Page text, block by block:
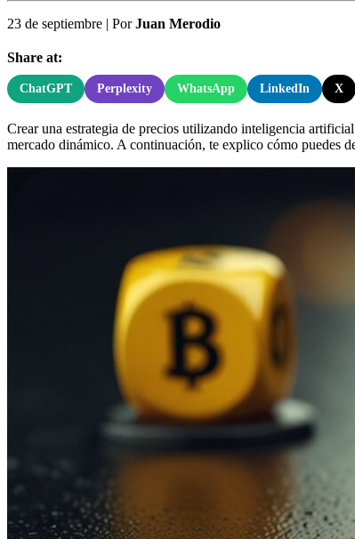
23 de septiembre | PorJuan Merodio
Share at:
ChatGPT Perplexity WhatsApp LinkedIn X
Crear una estrategia de precios utilizando inteligencia
mercado dinámico. A continuación, te explico cómo puedes